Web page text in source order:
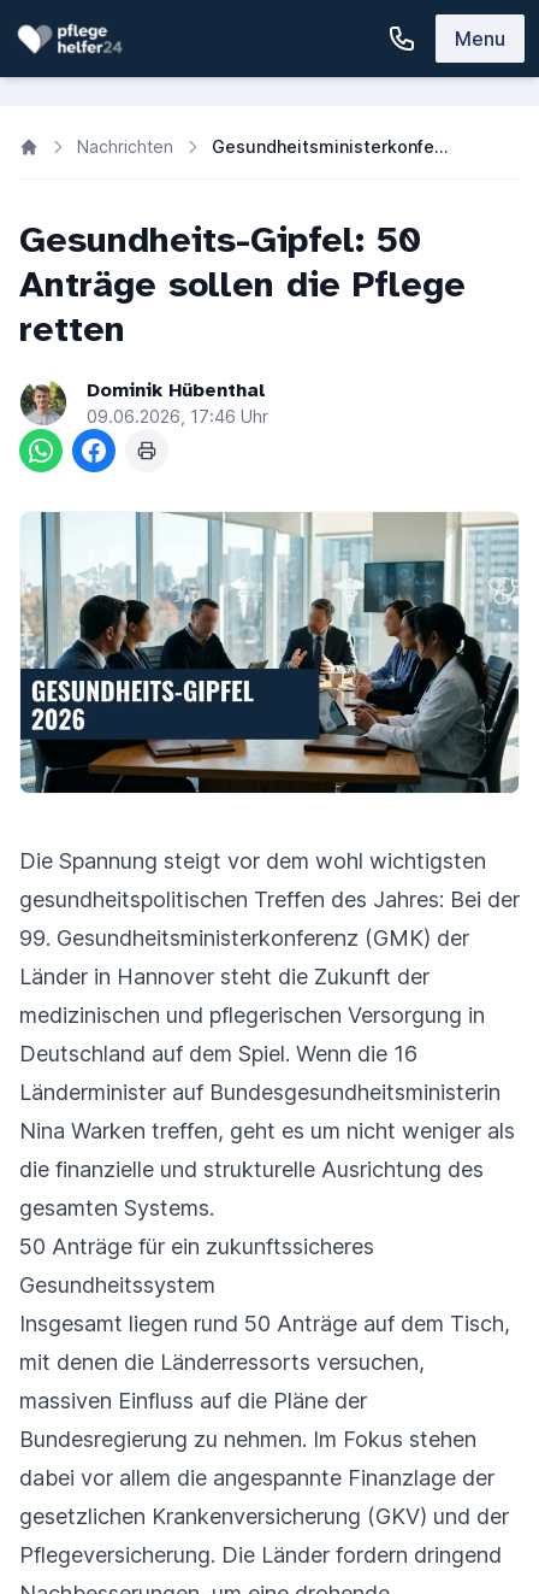
Menu
Nachrichten Gesundheitsministerkonferenz 2026: Länder fordern Kurswechsel
Gesundheits-Gipfel: 50
Anträge sollen die Pflege
retten
Dominik Hübenthal
09.06.2026, 17:46 Uhr
Die Spannung steigt vor dem wohl wichtigsten
gesundheitspolitischen Treffen des Jahres: Bei der
99. Gesundheitsministerkonferenz (GMK) der
Länder in Hannover steht die Zukunft der
medizinischen und pflegerischen Versorgung in
Deutschland auf dem Spiel. Wenn die 16
Länderminister auf Bundesgesundheitsministerin
Nina Warken treffen, geht es um nicht weniger als
die finanzielle und strukturelle Ausrichtung des
gesamten Systems.
50 Anträge für ein zukunftssicheres
Gesundheitssystem
Insgesamt liegen rund 50 Anträge auf dem Tisch,
mit denen die Länderressorts versuchen,
massiven Einfluss auf die Pläne der
Bundesregierung zu nehmen. Im Fokus stehen
dabei vor allem die angespannte Finanzlage der
gesetzlichen Krankenversicherung (GKV) und der
Pflegeversicherung. Die Länder fordern dringend